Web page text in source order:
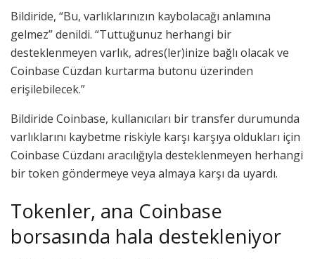
Bildiride, “Bu, varlıklarınızın kaybolacağı anlamına
gelmez” denildi. “Tuttuğunuz herhangi bir
desteklenmeyen varlık, adres(ler)inize bağlı olacak ve
Coinbase Cüzdan kurtarma butonu üzerinden
erişilebilecek.”
Bildiride Coinbase, kullanıcıları bir transfer durumunda
varlıklarını kaybetme riskiyle karşı karşıya oldukları için
Coinbase Cüzdanı aracılığıyla desteklenmeyen herhangi
bir token göndermeye veya almaya karşı da uyardı.
Tokenler, ana Coinbase
borsasında hala destekleniyor